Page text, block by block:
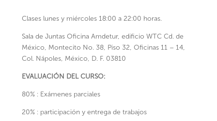
Clases lunes y miércoles 18:00 a 22:00 horas.
Sala de Juntas Oficina Amdetur, edificio WTC Cd. de
México, Montecito No. 38, Piso 32, Oficinas 11 – 14,
Col. Nápoles, México, D. F. 03810
EVALUACIÓN DEL CURSO:
80% : Exámenes parciales
20% : participación y entrega de trabajos